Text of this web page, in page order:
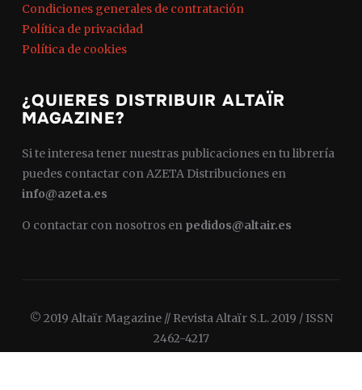
Condiciones generales de contratación
Política de privacidad
Política de cookies
¿QUIERES DISTRIBUIR ALTAÏR
MAGAZINE?
Si te interesa tener nuestras publicaciones en tu librería
puedes contactar con AZETA Distribuciones en
info@azeta.es
O contactar con nosotros en pedidos@altair.es
© 2019 Altaïr Magazine // Revista Altaïr S.L. 2019 / ISSN
2462-4217